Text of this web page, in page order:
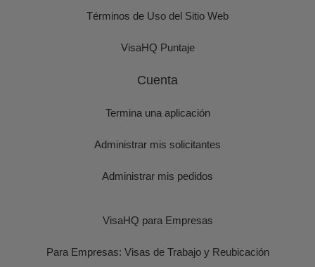
Términos de Uso del Sitio Web
VisaHQ Puntaje
Cuenta
Termina una aplicación
Administrar mis solicitantes
Administrar mis pedidos
VisaHQ para Empresas
Para Empresas: Visas de Trabajo y Reubicación